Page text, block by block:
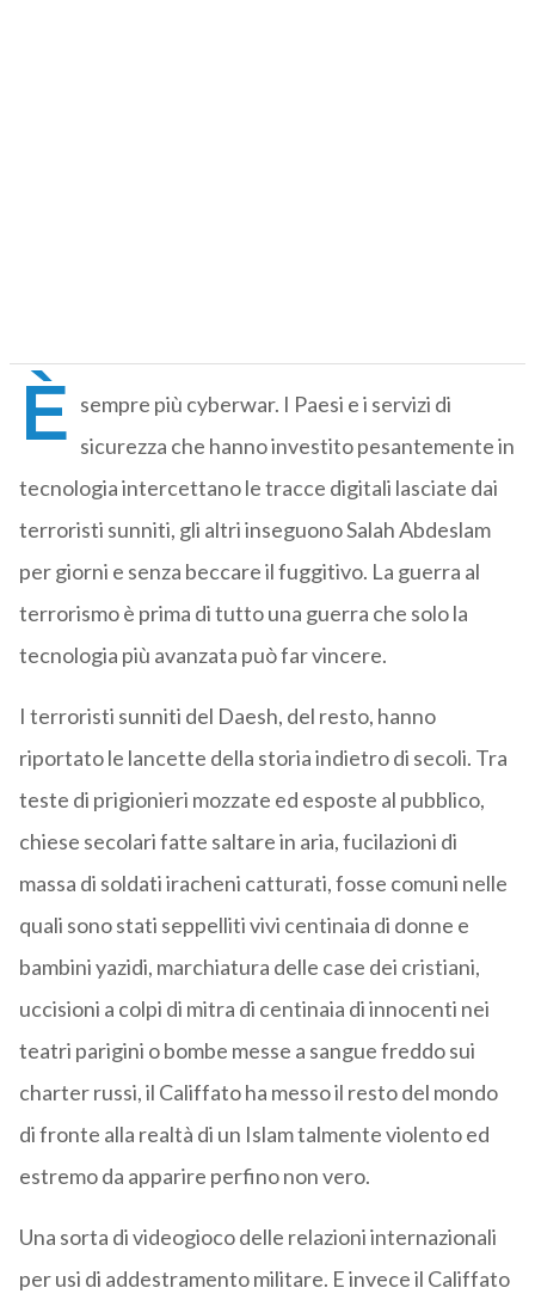
È sempre più cyberwar. I Paesi e i servizi di
sicurezza che hanno investito pesantemente in
tecnologia intercettano le tracce digitali lasciate dai
terroristi sunniti, gli altri inseguono Salah Abdeslam
per giorni e senza beccare il fuggitivo. La guerra al
terrorismo è prima di tutto una guerra che solo la
tecnologia più avanzata può far vincere.
I terroristi sunniti del Daesh, del resto, hanno
riportato le lancette della storia indietro di secoli. Tra
teste di prigionieri mozzate ed esposte al pubblico,
chiese secolari fatte saltare in aria, fucilazioni di
massa di soldati iracheni catturati, fosse comuni nelle
quali sono stati seppelliti vivi centinaia di donne e
bambini yazidi, marchiatura delle case dei cristiani,
uccisioni a colpi di mitra di centinaia di innocenti nei
teatri parigini o bombe messe a sangue freddo sui
charter russi, il Califfato ha messo il resto del mondo
di fronte alla realtà di un Islam talmente violento ed
estremo da apparire perfino non vero.
Una sorta di videogioco delle relazioni internazionali
per usi di addestramento militare. E invece il Califfato